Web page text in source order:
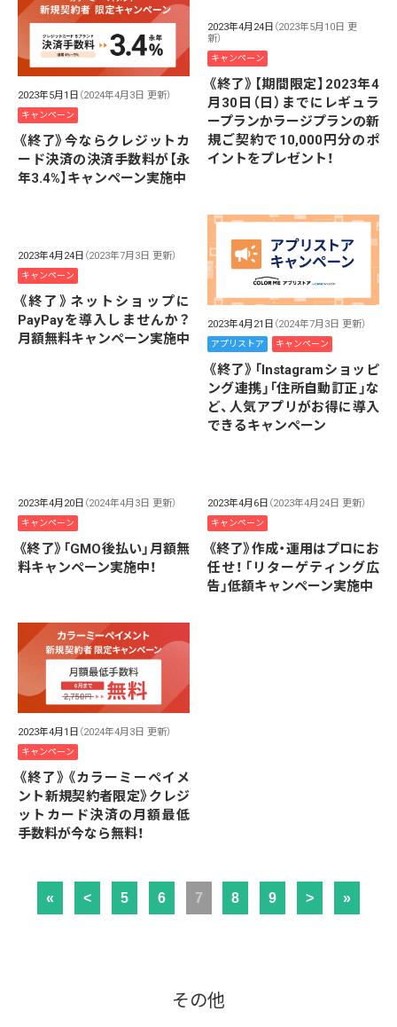
2023年5月1日 （2024年4月3日 更新）
キャンペーン
《終了》今ならクレジットカ
ード決済の決済手数料が【永
年3.4%】キャンペーン実施中
2023年4月24日 （2023年5月10日 更
新）
キャンペーン
《終了》【期間限定】2023年4
月30日（日）までにレギュラ
ープランかラージプランの新
規ご契約で10,000円分のポ
イントをプレゼント！
2023年4月24日 （2023年7月3日 更新）
キャンペーン
《終了》ネットショップに
PayPayを導入しませんか？
月額無料キャンペーン実施中
2023年4月21日 （2024年7月3日 更新）
アプリストア キャンペーン
《終了》「Instagramショッピ
ング連携」「住所自動訂正」な
ど、人気アプリがお得に導入
できるキャンペーン
2023年4月20日 （2024年4月3日 更新）
キャンペーン
《終了》「GMO後払い」月額無
料キャンペーン実施中！
2023年4月6日 （2023年4月24日 更新）
キャンペーン
《終了》作成・運用はプロにお
任せ！「リターゲティング広
告」低額キャンペーン実施中
2023年4月1日 （2024年4月3日 更新）
キャンペーン
《終了》《カラーミーペイメ
ント新規契約者限定》クレジ
ットカード決済の月額最低
手数料が今なら無料！
« < 5 6 7 8 9 > »
その他